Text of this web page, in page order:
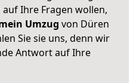
Ihre Fragen wollen,
Umzug von Düren
Sie sie uns, denn wir
Antwort auf Ihre